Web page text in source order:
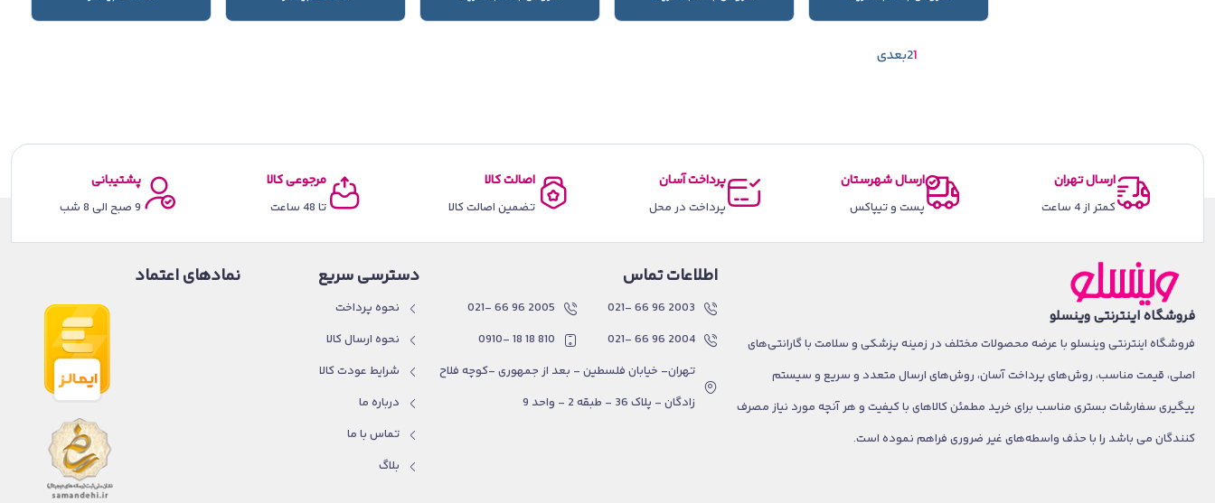
1
2بعدی
ارسال تهران
کمتر از 4 ساعت
ارسال شهرستان
پست و تیپاکس
پرداخت آسان
پرداخت در محل
اصالت کالا
تضمین اصالت کالا
مرجوعی کالا
تا 48 ساعت
پشتیبانی
9 صبح الی 8 شب
فروشگاه اینترنتی وینسلو
فروشگاه اینترنتی وینسلو با عرضه محصولات مختلف در زمینه پزشکی و سلامت با گارانتی‌های
اصلی، قیمت مناسب، روش‌های پرداخت آسان، روش‌های ارسال متعدد و سریع و سیستم
پیگیری سفارشات بستری مناسب برای خرید مطمئن کالاهای با کیفیت و هر آنچه مورد نیاز مصرف
کنندگان می باشد را با حذف واسطه‌های غیر ضروری فراهم نموده است.
اطلاعات تماس
2003 96 66 -021
2004 96 66 -021
2005 96 66 -021
810 18 18 -0910
تهران- خیابان فلسطین - بعد از جمهوری -کوچه فلاح
زادگان - پلاک 36 - طبقه 2 - واحد 9
دسترسی سریع
نحوه پرداخت
نحوه ارسال کالا
شرایط عودت کالا
درباره ما
تماس با ما
بلاگ
نمادهای اعتماد